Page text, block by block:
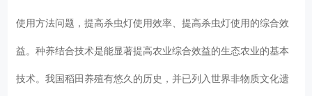
使用方法问题，提高杀虫灯使用效率、提高杀虫灯使用的综合效
益。种养结合技术是能显著提高农业综合效益的生态农业的基本
技术。我国稻田养殖有悠久的历史，并已列入世界非物质文化遗